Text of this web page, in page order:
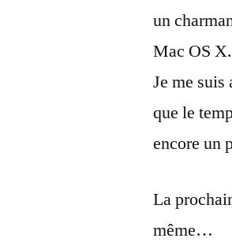
un
Mac OS
Je me suis
que le
encore un
La
même…